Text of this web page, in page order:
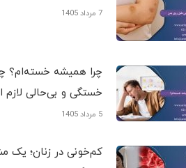
7 مرداد 1405
چرا همیشه خسته‌ام؟
خستگی و بی‌حالی
5 مرداد 1405
کم‌خونی در زنان؛ یک